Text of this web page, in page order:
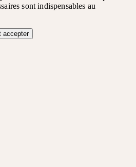
sont indispensables au
accepter